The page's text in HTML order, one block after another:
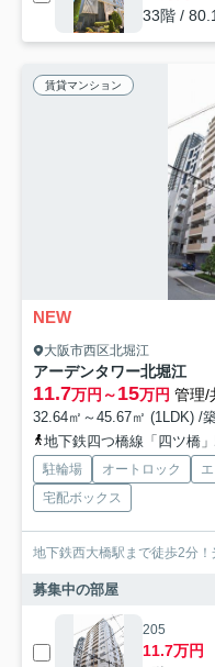
33階 /
賃貸マンション
NEW
大阪市西区北堀江
アーデンタワー北堀江
11.7万円～15万円 管理/
32.64㎡～45.67㎡ (1LDK) /
地下鉄四つ橋線「四ツ橋
駐輪場 オートロック
宅配ボックス
地下鉄西大橋駅まで徒歩2分
募集中の部屋
205
11.7万円